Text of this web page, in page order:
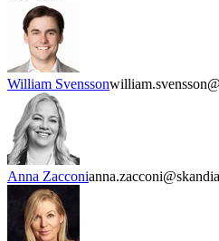
William Svensson
Anna Zacconi